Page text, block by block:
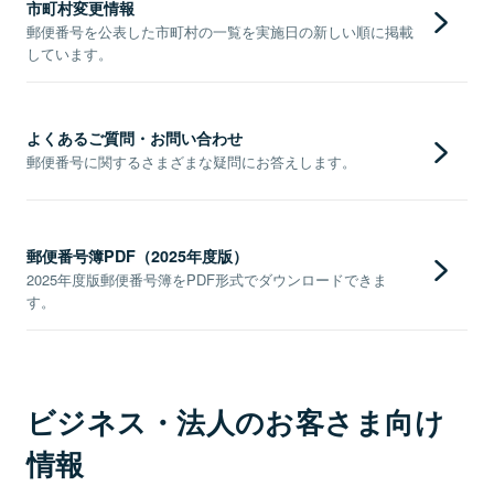
市町村変更情報
郵便番号を公表した市町村の一覧を実施日の新しい順に掲載
しています。
よくあるご質問・お問い合わせ
郵便番号に関するさまざまな疑問にお答えします。
郵便番号簿PDF（2025年度版）
2025年度版郵便番号簿をPDF形式でダウンロードできま
す。
ビジネス・法人のお客さま向け
情報